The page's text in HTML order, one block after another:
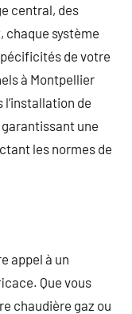
central, des
chaque système
de votre
à Montpellier
de
une
les normes de
appel à un
Que vous
chaudière gaz ou